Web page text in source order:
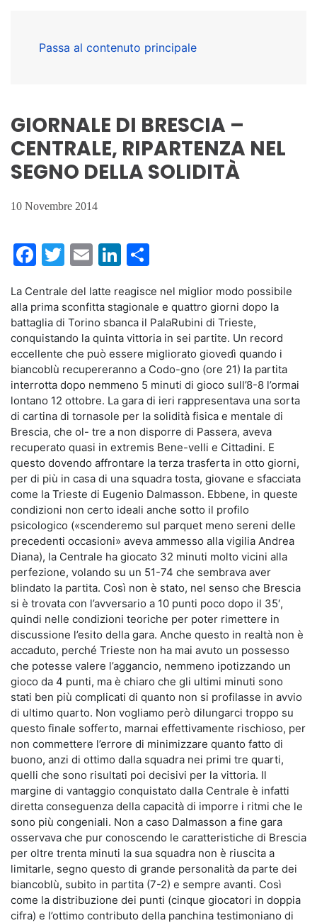
Passa al contenuto principale
GIORNALE DI BRESCIA –
CENTRALE, RIPARTENZA NEL
SEGNO DELLA SOLIDITÀ
10 Novembre 2014
Facebook
Twitter
EmailLinkedIn
La Centrale del latte reagisce nel miglior modo possibile
alla prima sconfitta stagionale e quattro giorni dopo la
battaglia di Torino sbanca il PalaRubini di Trieste,
conquistando la quinta vittoria in sei partite. Un record
eccellente che può essere migliorato giovedì quando i
biancoblù recupereranno a Codo-gno (ore 21) la partita
interrotta dopo nemmeno 5 minuti di gioco sull’8-8 l’ormai
lontano 12 ottobre. La gara di ieri rappresentava una sorta
di cartina di tornasole per la solidità fisica e mentale di
Brescia, che ol- tre a non disporre di Passera, aveva
recuperato quasi in extremis Bene-velli e Cittadini. E
questo dovendo affrontare la terza trasferta in otto giorni,
per di più in casa di una squadra tosta, giovane e sfacciata
come la Trieste di Eugenio Dalmasson. Ebbene, in queste
condizioni non certo ideali anche sotto il profilo
psicologico («scenderemo sul parquet meno sereni delle
precedenti occasioni» aveva ammesso alla vigilia Andrea
Diana), la Centrale ha giocato 32 minuti molto vicini alla
perfezione, volando su un 51-74 che sembrava aver
blindato la partita. Così non è stato, nel senso che Brescia
si è trovata con l’avversario a 10 punti poco dopo il 35′,
quindi nelle condizioni teoriche per poter rimettere in
discussione l’esito della gara. Anche questo in realtà non è
accaduto, perché Trieste non ha mai avuto un possesso
che potesse valere l’aggancio, nemmeno ipotizzando un
gioco da 4 punti, ma è chiaro che gli ultimi minuti sono
stati ben più complicati di quanto non si profilasse in avvio
di ultimo quarto. Non vogliamo però dilungarci troppo su
questo finale sofferto, marnai effettivamente rischioso, per
non commettere l’errore di minimizzare quanto fatto di
buono, anzi di ottimo dalla squadra nei primi tre quarti,
quelli che sono risultati poi decisivi per la vittoria. Il
margine di vantaggio conquistato dalla Centrale è infatti
diretta conseguenza della capacità di imporre i ritmi che le
sono più congeniali. Non a caso Dalmasson a fine gara
osservava che pur conoscendo le caratteristiche di Brescia
per oltre trenta minuti la sua squadra non è riuscita a
limitarle, segno questo di grande personalità da parte dei
biancoblù, subito in partita (7-2) e sempre avanti. Così
come la distribuzione dei punti (cinque giocatori in doppia
cifra) e l’ottimo contributo della panchina testimoniano di